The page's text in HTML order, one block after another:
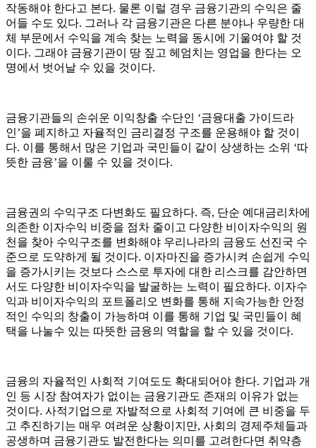
작동해야 한다고 본다. 물론 이럴 경우 금융기관의 수익은 줄
어들 수도 있다. 그러나 각 금융기관은 다른 분야나 우량한 대
체 부문에서 수익을 계속 찾는 노력을 동시에 기울여야 할 것
이다. 그래야 금융기관이 땅 짚고 헤엄치는 영업을 한다는 오
명에서 벗어날 수 있을 것이다.
금융기관들의 손쉬운 이익창출 수단인 ‘금융대출 가이드라
인’을 폐지하고 자율적인 금리결정 구조를 운용해야 할 것이
다. 이를 통해서 많은 기업과 국민들이 같이 상생하는 소위 ‘따
뜻한 금융’을 이룰 수 있을 것이다.
금융권의 수익구조 다변화도 필요하다. 즉, 단순 예대금리차에
의존한 이자수익 비중을 점차 줄이고 다양한 비이자수익의 원
천을 찾아 수익구조를 변화해야 우리나라의 금융도 선진국 수
준으로 도약하게 될 것이다. 이자마진을 증가시켜 손쉽게 수익
을 증가시키는 것보다 스스로 투자에 대한 리스크를 감안하면
서도 다양한 비이자수익을 발굴하는 노력이 필요하다. 이자수
익과 비이자수익의 포트폴리오 변화를 통해 지속가능한 안정
적인 수익의 창출이 가능하며 이를 통해 기업 및 국민들이 혜
택을 나눌수 있는 따뜻한 금융의 역할을 할 수 있을 것이다.
금융의 자율적인 사회적 기여도도 확대되어야 한다. 기업과 개
인 등 시장 참여자가 없이는 금융기관도 존재의 이유가 없는
것이다. 사적기업으로 자발적으로 사회적 기여에 큰 비중을 두
고 추진하기는 매우 여려운 상황이지만, 사회의 경제주체들과
공생하며 금융기관도 발전한다는 의미를 고려한다면 취약층